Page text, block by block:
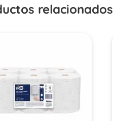
relacionados